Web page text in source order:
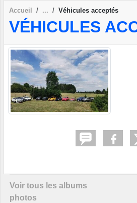
Accueil Véhicules acceptés
VÉHICULES
Voir tous les albums
photos